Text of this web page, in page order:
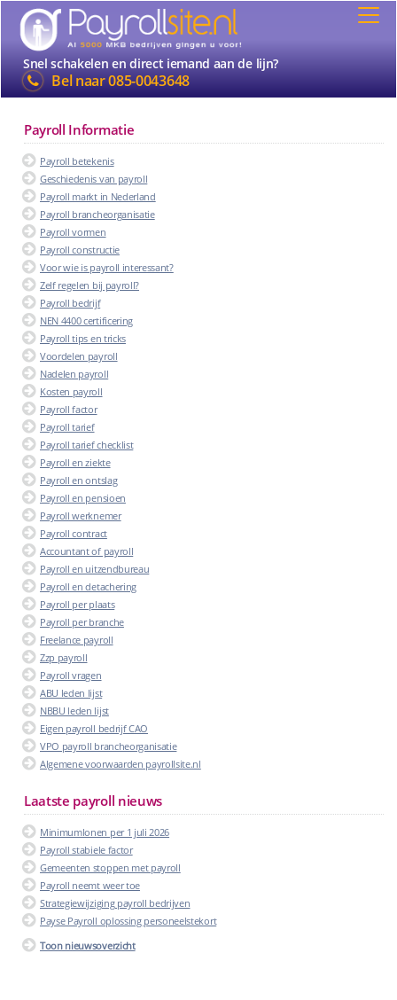
Snel schakelen en direct iemand aan de lijn?
Bel naar085-0043648
Payroll Informatie
Payroll betekenis
Geschiedenis van payroll
Payroll markt in Nederland
Payroll brancheorganisatie
Payroll vormen
Payroll constructie
Voor wie is payroll interessant?
Zelf regelen bij payroll?
Payroll bedrijf
NEN 4400 certificering
Payroll tips en tricks
Voordelen payroll
Nadelen payroll
Kosten payroll
Payroll factor
Payroll tarief
Payroll tarief checklist
Payroll en ziekte
Payroll en ontslag
Payroll en pensioen
Payroll werknemer
Payroll contract
Accountant of payroll
Payroll en uitzendbureau
Payroll en detachering
Payroll per plaats
Payroll per branche
Freelance payroll
Zzp payroll
Payroll vragen
ABU leden lijst
NBBU leden lijst
Eigen payroll bedrijf CAO
VPO payroll brancheorganisatie
Algemene voorwaarden payrollsite.nl
Laatste payroll nieuws
Minimumlonen per 1 juli 2026
Payroll stabiele factor
Gemeenten stoppen met payroll
Payroll neemt weer toe
Strategiewijziging payroll bedrijven
Payse Payroll oplossing personeelstekort
Toon nieuwsoverzicht